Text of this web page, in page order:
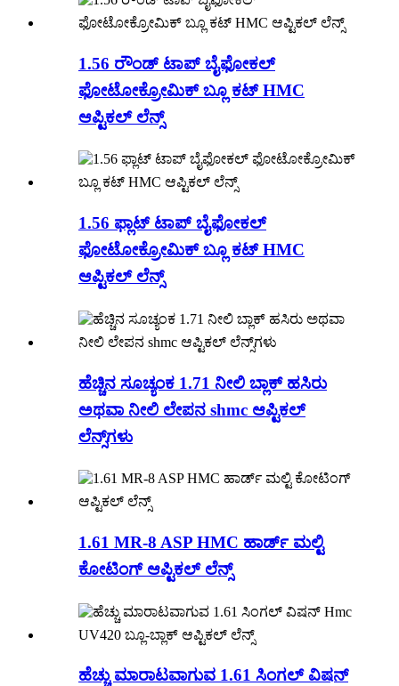
1.56 ರೌಂಡ್ ಟಾಪ್ ಬೈಫೋಕಲ್
ಫೋಟೋಕ್ರೋಮಿಕ್ ಬ್ಲೂ ಕಟ್ HMC
ಆಪ್ಟಿಕಲ್ ಲೆನ್ಸ್
1.56 ಫ್ಲಾಟ್ ಟಾಪ್ ಬೈಫೋಕಲ್
ಫೋಟೋಕ್ರೋಮಿಕ್ ಬ್ಲೂ ಕಟ್ HMC
ಆಪ್ಟಿಕಲ್ ಲೆನ್ಸ್
ಹೆಚ್ಚಿನ ಸೂಚ್ಯಂಕ 1.71 ನೀಲಿ ಬ್ಲಾಕ್ ಹಸಿರು
ಅಥವಾ ನೀಲಿ ಲೇಪನ shmc ಆಪ್ಟಿಕಲ್
ಲೆನ್ಸ್‌ಗಳು
1.61 MR-8 ASP HMC ಹಾರ್ಡ್ ಮಲ್ಟಿ
ಕೋಟಿಂಗ್ ಆಪ್ಟಿಕಲ್ ಲೆನ್ಸ್
ಹೆಚ್ಚು ಮಾರಾಟವಾಗುವ 1.61 ಸಿಂಗಲ್ ವಿಷನ್